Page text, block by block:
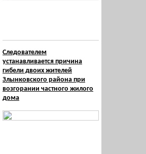
Следователем
устанавливается причина
гибели двоих жителей
Злынковского района при
возгорании частного жилого
дома